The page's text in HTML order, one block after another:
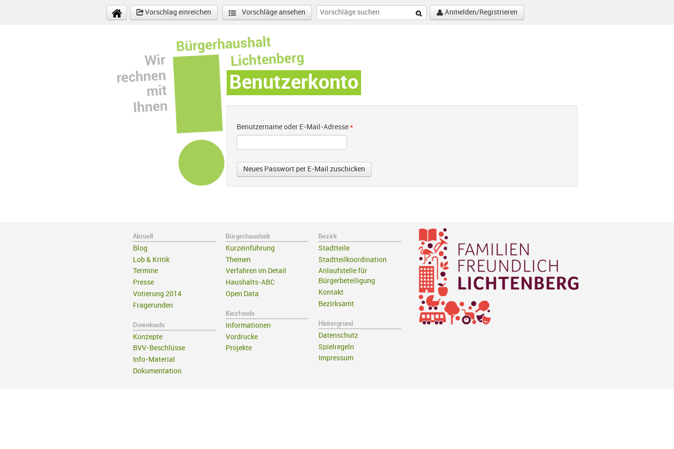
Vorschlag einreichen
Vorschläge ansehen Anmelden/Registrieren
Benutzerkonto
Benutzername oder E-Mail-Adresse *
Aktuell
Blog
Lob & Kritik
Termine
Presse
Votierung 2014
Fragerunden
Downloads
Konzepte
BVV-Beschlüsse
Info-Material
Dokumentation
Bürgerhaushalt
Kurzeinführung
Themen
Verfahren im Detail
Haushalts-ABC
Open Data
Kiezfonds
Informationen
Vordrucke
Projekte
Bezirk
Stadtteile
Stadtteilkoordination
Anlaufstelle für
Bürgerbeteiligung
Kontakt
Bezirksamt
Hintergrund
Datenschutz
Spielregeln
Impressum